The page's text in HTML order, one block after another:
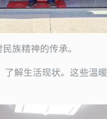
族精神的传承。
解生活现状。这些温